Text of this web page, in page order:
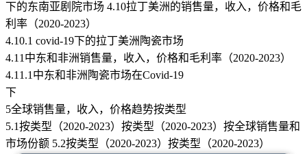
下的东南亚剧院市场 4.10拉丁美洲的销售量，收入，价格和毛
利率（2020-2023）
4.10.1 covid-19下的拉丁美洲陶瓷市场
4.11中东和非洲销售量，收入，价格和毛利率（2020-2023）
4.11.1中东和非洲陶瓷市场在Covid-19
下
5全球销售量，收入，价格趋势按类型
5.1按类型（2020-2023）按类型（2020-2023）按全球销售量和
市场份额 5.2按类型（2020-2023）按类型（2020-2023）